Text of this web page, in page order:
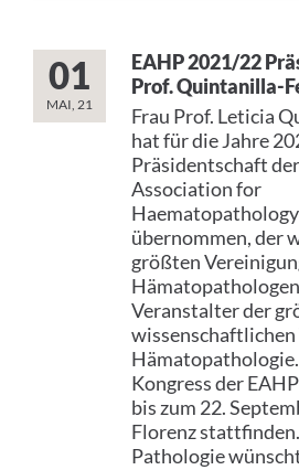
01
MAI, 21
EAHP 2021/22
Prof. Quintanilla-
Frau Prof. Leticia
hat für die Jahre
Präsidentschaft
Association for
übernommen, der
größten
Veranstalter der
wissenschaftlichen
Kongress der
bis zum 22.
Florenz
Pathologie